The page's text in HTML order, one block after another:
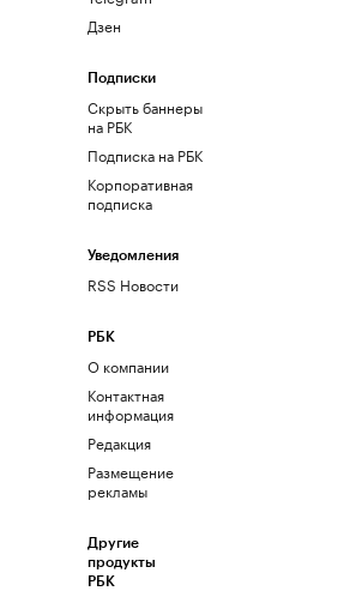
Дзен
Подписки
Скрыть баннеры
на РБК
Подписка на РБК
Корпоративная
подписка
Уведомления
RSS Новости
РБК
О компании
Контактная
информация
Редакция
Размещение
рекламы
Другие
продукты
РБК